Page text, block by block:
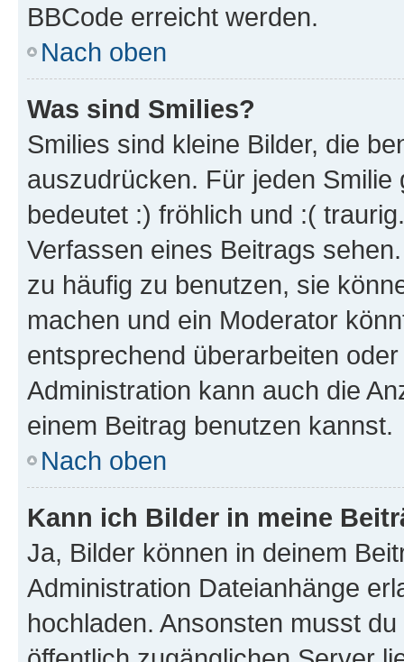
BBCode erreicht werden.
Nach oben
Was sind Smilies?
Smilies sind kleine Bilder, die
auszudrücken. Für jeden
bedeutet :) fröhlich und :(
Verfassen eines Beitrags
zu häufig zu benutzen, sie
machen und ein Moderator
entsprechend überarbeiten
Administration kann auch die
einem Beitrag benutzen kannst.
Nach oben
Kann ich Bilder in meine
Ja, Bilder können in deinem
Administration Dateianhänge
hochladen. Ansonsten musst